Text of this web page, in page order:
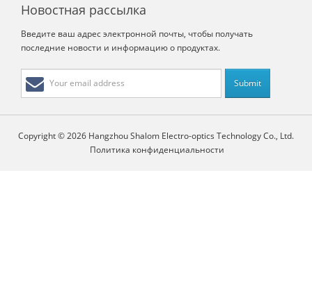
Новостная рассылка
Введите ваш адрес электронной почты, чтобы получать
последние новости и информацию о продуктах.
Copyright © 2026 Hangzhou Shalom Electro-optics Technology Co., Ltd.
Политика конфиденциальности